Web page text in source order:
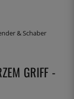
& Schaber
GRIFF -